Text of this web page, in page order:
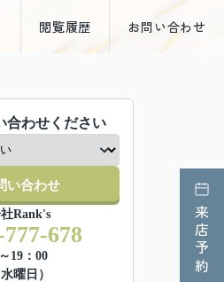
閲覧履歴 お問い合わせ
来店予約
合わせください
い合わせ
Rank's
678
19：00
曜日）